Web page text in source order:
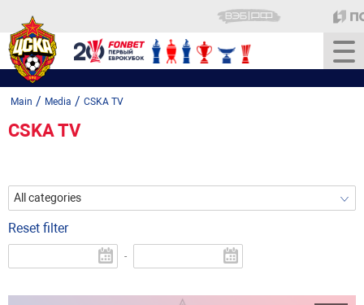
Main / Media / CSKA TV
CSKA TV
All categories
Reset filter
-